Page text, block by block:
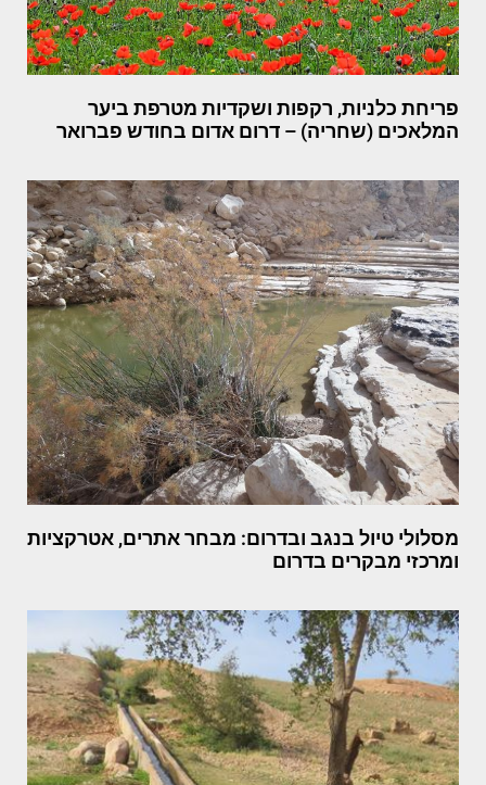
פריחת כלניות, רקפות ושקדיות מטרפת ביער
המלאכים (שחריה) – דרום אדום בחודש פברואר
מסלולי טיול בנגב ובדרום: מבחר אתרים, אטרקציות
ומרכזי מבקרים בדרום